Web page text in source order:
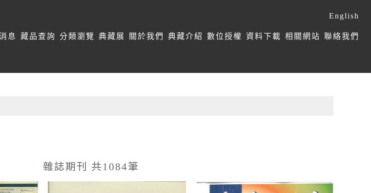
息 藏品查詢 分類瀏覽 典藏展 關於我們 典藏介紹 數位授權 資料下載 相關網站 聯絡我們
English
雜誌期刊 共1084筆